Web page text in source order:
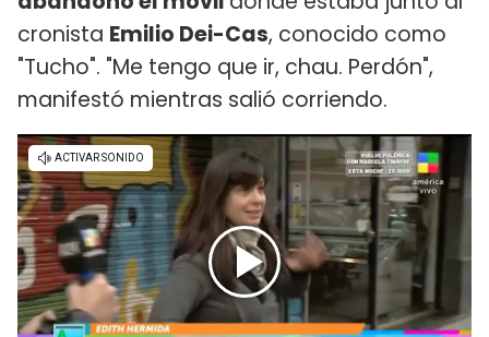
cronista Emilio Dei-Cas, conocido como
"Tucho". "Me tengo que ir, chau. Perdón",
manifestó mientras salió corriendo.